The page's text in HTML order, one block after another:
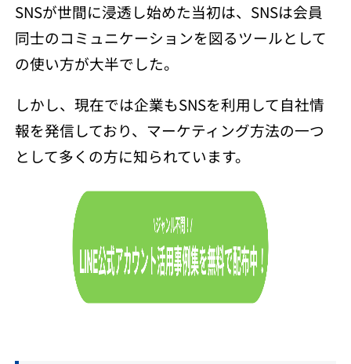
SNSが世間に浸透し始めた当初は、SNSは会員
同士のコミュニケーションを図るツールとして
の使い方が大半でした。
しかし、現在では企業もSNSを利用して自社情
報を発信しており、マーケティング方法の一つ
として多くの方に知られています。